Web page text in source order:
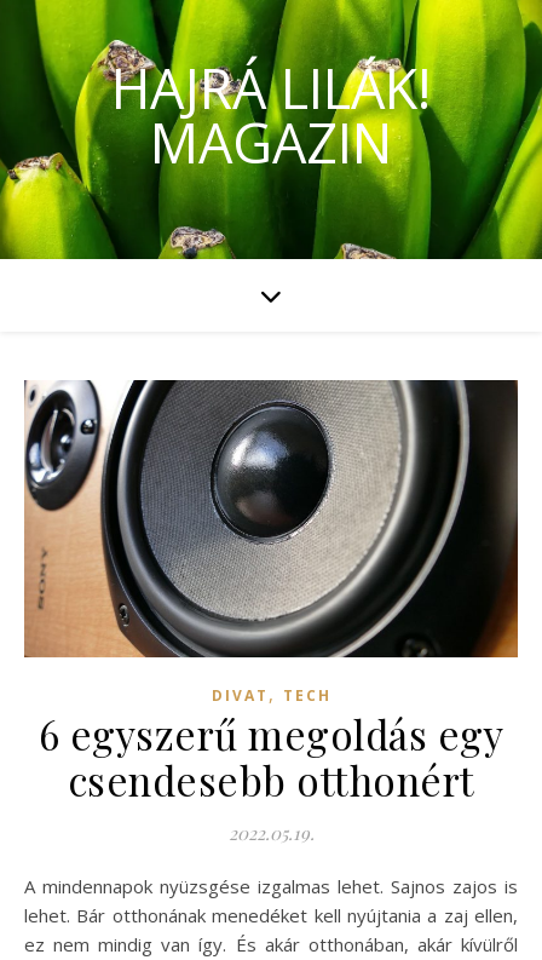
HAJRÁ LILÁK!
MAGAZIN
DIVAT , TECH
6 egyszerű megoldás egy
csendesebb otthonért
2022.05.19.
A mindennapok nyüzsgése izgalmas lehet. Sajnos zajos is
lehet. Bár otthonának menedéket kell nyújtania a zaj ellen,
ez nem mindig van így. És akár otthonában, akár kívülről